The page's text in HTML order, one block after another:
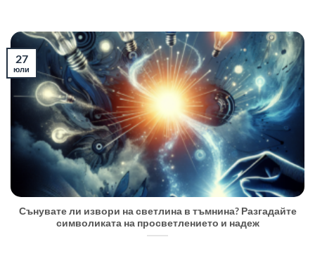
Сънувате ли извори на светлина в тъмнина? Разгадайте
символиката на просветлението и надеж
27
юли